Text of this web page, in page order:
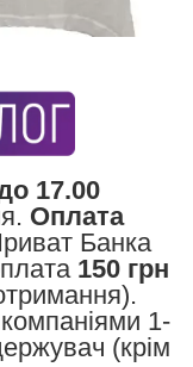
17.00
Оплата
Банка
150 грн
1-
(крім